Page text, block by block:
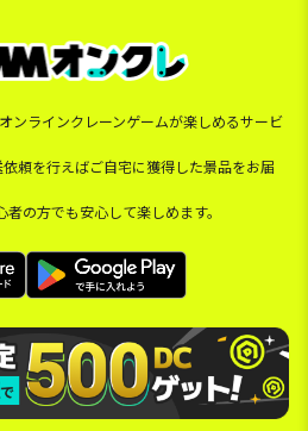
ンラインクレーンゲームが楽しめるサービ
頼を行えばご自宅に獲得した景品をお届
の方でも安心して楽しめます。